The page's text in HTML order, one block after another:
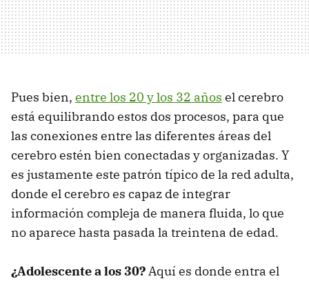
Pues bien, entre los 20 y los 32 años el cerebro
está equilibrando estos dos procesos, para que
las conexiones entre las diferentes áreas del
cerebro estén bien conectadas y organizadas. Y
es justamente este patrón típico de la red adulta,
donde el cerebro es capaz de integrar
información compleja de manera fluida, lo que
no aparece hasta pasada la treintena de edad.
¿Adolescente a los 30?Aquí es donde entra el